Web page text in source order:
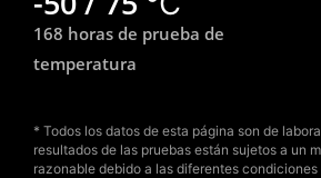
168 horas de prueba de
temperatura
* Todos los datos de esta página son de
resultados de las pruebas están sujetos a un
razonable debido a las diferentes condiciones